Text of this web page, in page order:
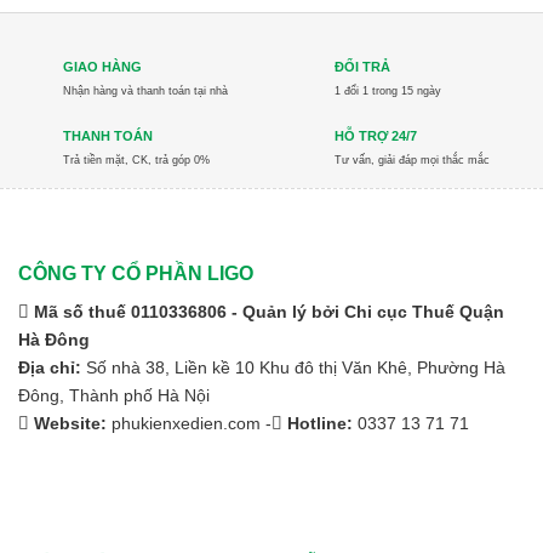
GIAO HÀNG
Nhận hàng và thanh toán tại nhà
ĐỔI TRẢ
1 đổi 1 trong 15 ngày
THANH TOÁN
Trả tiền mặt, CK, trả góp 0%
HỖ TRỢ 24/7
Tư vấn, giải đáp mọi thắc mắc
CÔNG TY CỔ PHẦN LIGO
Mã số thuế 0110336806 - Quản lý bởi Chi cục Thuế Quận
Hà Đông
Địa chỉ: Số nhà 38, Liền kề 10 Khu đô thị Văn Khê, Phường Hà
Đông, Thành phố Hà Nội
Website: phukienxedien.com - Hotline: 0337 13 71 71